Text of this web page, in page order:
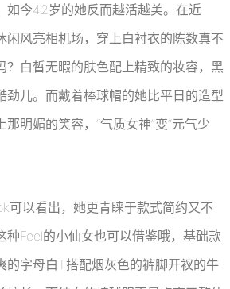
如今42岁的她反而越活越美。在近
闲风亮相机场，穿上白衬衣的陈数真不
？白皙无暇的肤色配上精致的妆容，黑
劲儿。而戴着棒球帽的她比平日的造型
明媚的笑容，“气质女神”变“元气少
可以看出，她更青睐于款式简约又不
种Feel的小仙女也可以借鉴哦，基础款
的字母白T搭配烟灰色的裤脚开衩的牛